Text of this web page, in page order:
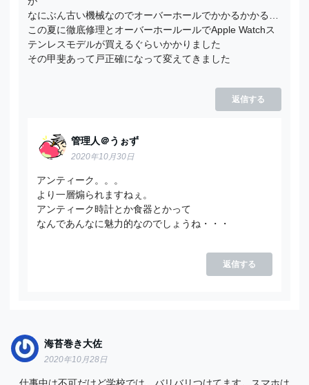
なにぶん古い機械なのでオーバーホールでかかるかかる…
この夏に徹底修理とオーバーホールールでApple Watchス
テンレスモデルが買えるぐらいかかりました
その甲斐あって戸正確になって変えてきました
返信する
管理人＠うぉず
2020年10月30日
アンティーク。。。
より一層煽られますねぇ。
アンティーク時計とか食器とかって
なんであんなに魅力的なのでしょうね・・・
返信する
海苔巻き大佐
2020年10月28日
仕事中は不可だけど学校では、バリバリつけてます。スマホは